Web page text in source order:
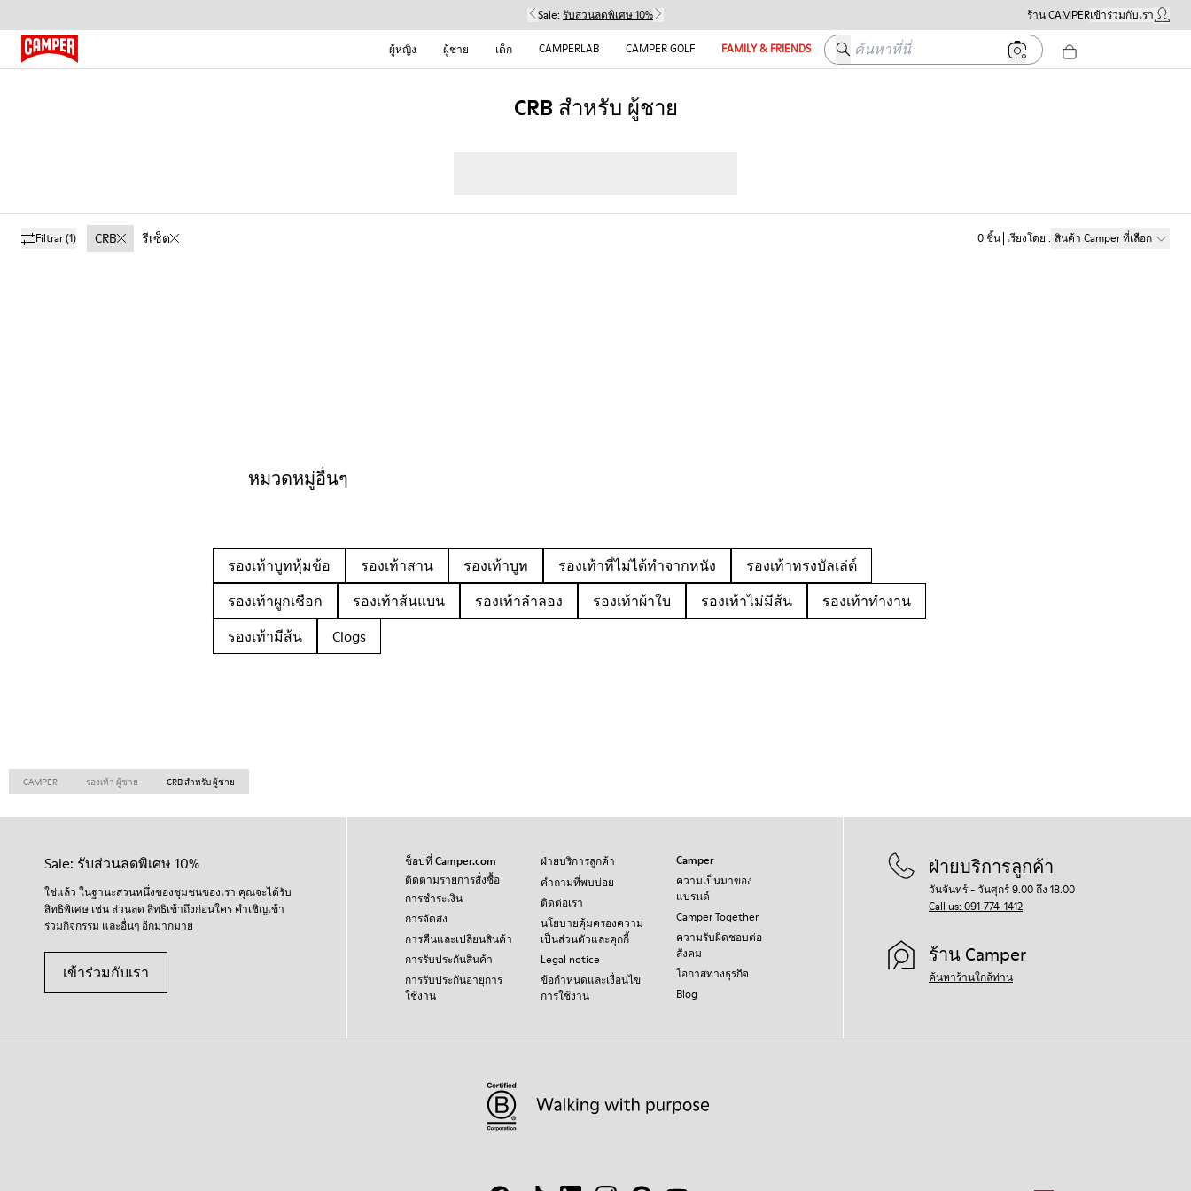
Sale: รับส่วนลดพิเศษ 10% ร้าน CAMPERเข้าร่วมกับเราบัญชีผู้ใ
ผู้หญิง
ผู้ชาย เด็ก CAMPERLAB CAMPER GOLF FAMILY & FRIENDS ค้นหาที่นี่
CRB สำหรับ ผู้ชาย
Filtrar(1) CRB รีเซ็ต 0ชิ้น เรียงโดย : สินค้า Camper ที่เลือก
หมวดหมู่อื่นๆ
รองเท้าบูทหุ้มข้อ รองเท้าสาน รองเท้าบูท รองเท้าที่ไม่ได้ทำจากหนัง
รองเท้าทรงบัลเล่ต์
รองเท้าผูกเชือก
รองเท้าส้นแบน รองเท้าลำลอง รองเท้าผ้าใบ รองเท้าไม่มีส้น
รองเท้าทำงาน
รองเท้ามีส้น
Clogs
CAMPER รองเท้า ผู้ชาย CRB สำหรับ ผู้ชาย
Sale: รับส่วนลดพิเศษ 10%
ใช่แล้ว ในฐานะส่วนหนึ่งของชุมชนของเรา คุณจะได้รับ
สิทธิพิเศษ เช่น ส่วนลด สิทธิเข้าถึงก่อนใคร คำเชิญเข้า
ร่วมกิจกรรม และอื่นๆ อีกมากมาย
เข้าร่วมกับเรา
ช็อปที่ Camper.com
ติดตามรายการสั่งซื้อ
การชำระเงิน
การจัดส่ง
การคืนและเปลี่ยนสินค้า
การรับประกันสินค้า
การรับประกันอายุการ
ใช้งาน
ฝ่ายบริการลูกค้า
คำถามที่พบบ่อย
ติดต่อเรา
นโยบายคุ้มครองความ
เป็นส่วนตัวและคุกกี้
Legal notice
ข้อกำหนดและเงื่อนไข
การใช้งาน
Camper
ความเป็นมาของ
แบรนด์
Camper Together
ความรับผิดชอบต่อ
สังคม
โอกาสทางธุรกิจ
Blog
ฝ่ายบริการลูกค้า
วันจันทร์ - วันศุกร์ 9.00 ถึง 18.00
Call us: 091-774-1412
ร้าน Camper
ค้นหาร้านใกล้ท่าน